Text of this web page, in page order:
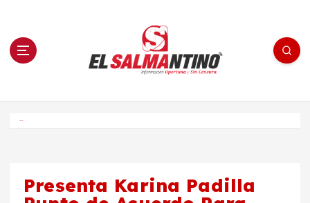
n El Salmantino - medios/noticias/editorial
Presenta Karina Padilla